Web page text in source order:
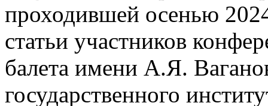
проходившей осенью
статьи участников
балета имени А.Я.
государственного